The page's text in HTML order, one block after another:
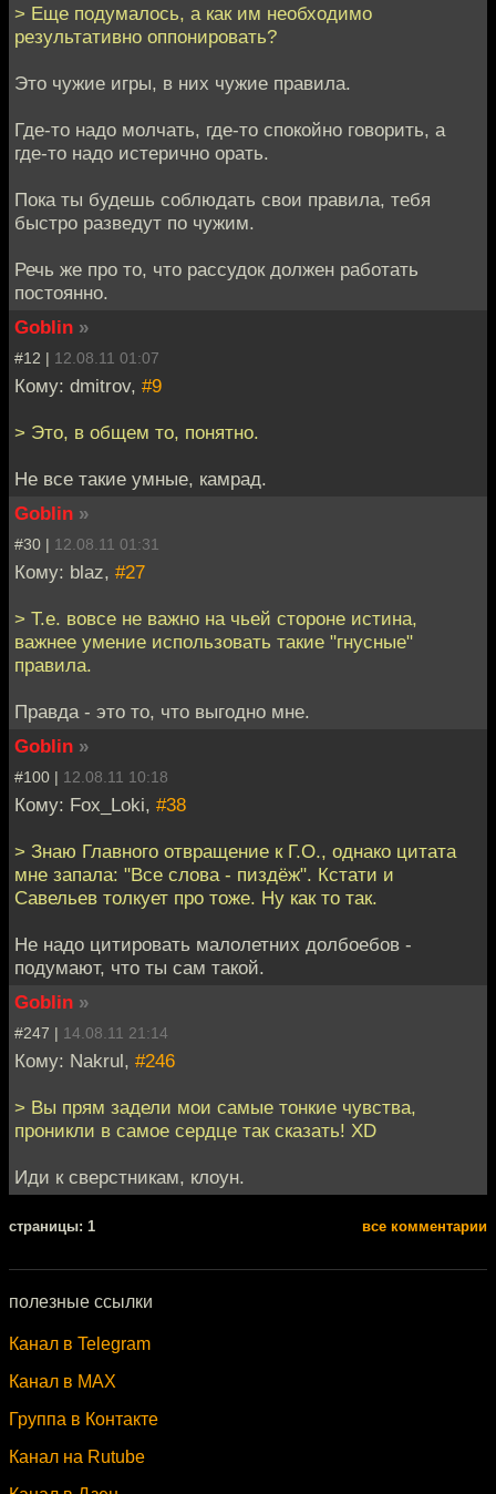
> Еще подумалось, а как им необходимо
результативно оппонировать?
Это чужие игры, в них чужие правила.
Где-то надо молчать, где-то спокойно говорить, а
где-то надо истерично орать.
Пока ты будешь соблюдать свои правила, тебя
быстро разведут по чужим.
Речь же про то, что рассудок должен работать
постоянно.
Goblin »
#12 | 12.08.11 01:07
Кому: dmitrov, #9
> Это, в общем то, понятно.
Не все такие умные, камрад.
Goblin »
#30 | 12.08.11 01:31
Кому: blaz, #27
> Т.е. вовсе не важно на чьей стороне истина,
важнее умение использовать такие "гнусные"
правила.
Правда - это то, что выгодно мне.
Goblin »
#100 | 12.08.11 10:18
Кому: Fox_Loki, #38
> Знаю Главного отвращение к Г.О., однако цитата
мне запала: "Все слова - пиздёж". Кстати и
Савельев толкует про тоже. Ну как то так.
Не надо цитировать малолетних долбоебов -
подумают, что ты сам такой.
Goblin »
#247 | 14.08.11 21:14
Кому: Nakrul, #246
> Вы прям задели мои самые тонкие чувства,
проникли в самое сердце так сказать! XD
Иди к сверстникам, клоун.
cтраницы: 1 все комментарии
полезные ссылки
Канал в Telegram
Канал в MAX
Группа в Контакте
Канал на Rutube